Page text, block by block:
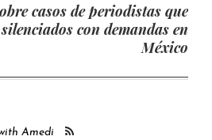
casos de periodistas que
con demandas en
México
Amedi